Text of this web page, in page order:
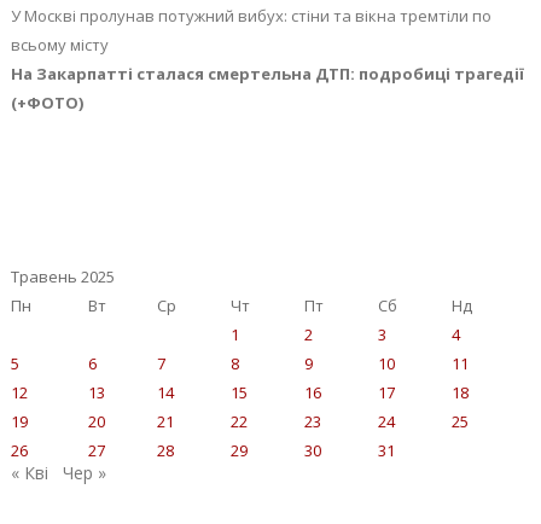
У Москві пролунав потужний вибух: стіни та вікна тремтіли по
всьому місту
На Закарпатті сталася смертельна ДТП: подробиці трагедії
(+ФОТО)
Травень 2025
Пн
Вт Ср Чт Пт Сб
Нд
1
2 3
4
5
6 7 8 9 10
11
12
13 14 15 16 17
18
19
20 21 22 23 24
25
26
27 28 29 30 31
« Кві Чер »